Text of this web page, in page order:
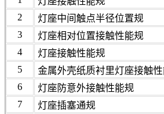
2
灯座中间触点半径位置规
3
灯座相对位置接触性能规
4
灯座接触性能规
5
金属外壳纸质衬里灯座接触
6
灯座防意外接触性能规
7
灯座插塞通规